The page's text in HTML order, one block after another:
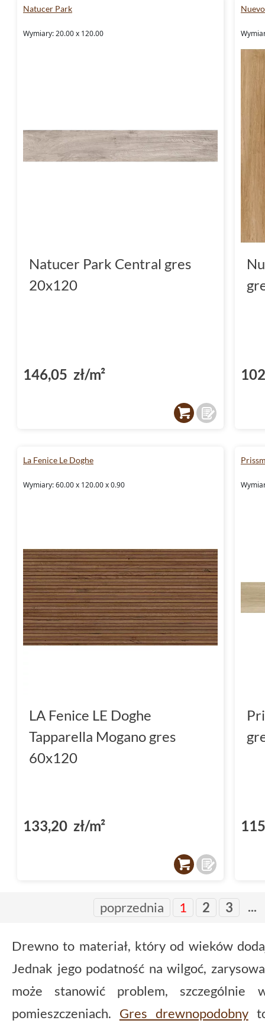
Natucer Park
Wymiary: 20.00 x 120.00
Natucer Park Central gres
20x120
146,05 zł/m²
La Fenice Le Doghe
Wymiary: 60.00 x 120.00 x 0.90
LA Fenice LE Doghe
Tapparella Mogano gres
60x120
133,20 zł/m²
poprzednia 1 2 3 ...
Drewno to materiał, który od wieków
Jednak jego podatność na wilgoć,
może stanowić problem, szczególnie
pomieszczeniach. Gres drewnopodobnyto